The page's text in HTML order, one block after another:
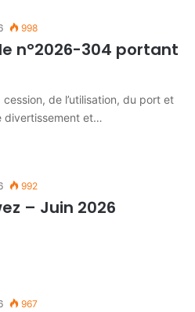
998
n°2026-304 portant
de l’utilisation, du port et
divertissement et…
992
– Juin 2026
967